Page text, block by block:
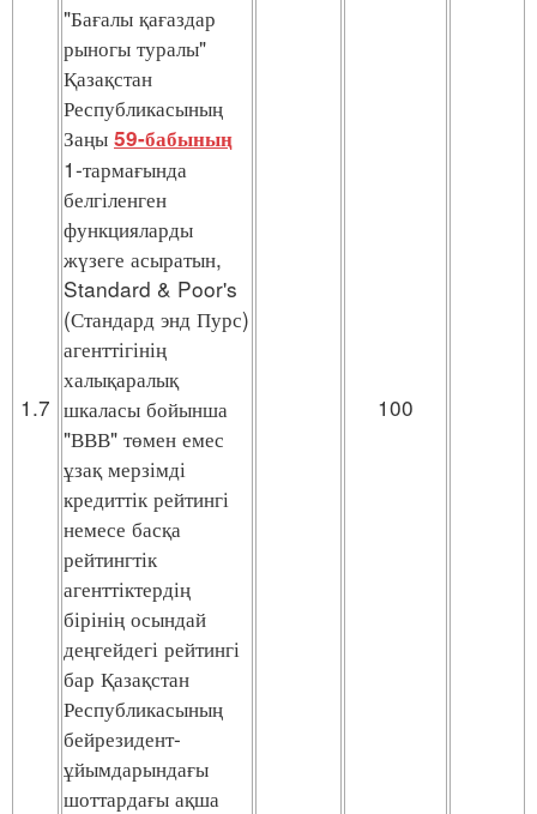
1.7
"Бағалы қағаздар
рыногы туралы"
Қазақстан
Республикасының
Заңы 59-бабының
1-тармағында
белгіленген
функцияларды
жүзеге асыратын,
Standard & Poor's
(Стандард энд Пурс)
агенттігінің
халықаралық
шкаласы бойынша
"ВВВ" төмен емес
ұзақ мерзімді
кредиттік рейтингі
немесе басқа
рейтингтік
агенттіктердің
бірінің осындай
деңгейдегі рейтингі
бар Қазақстан
Республикасының
бейрезидент-
ұйымдарындағы
шоттардағы ақша
100